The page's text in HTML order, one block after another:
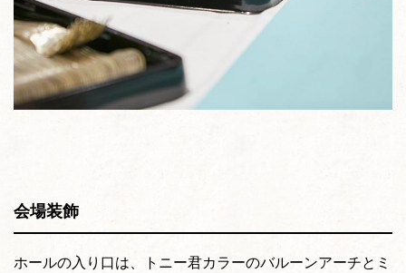
会場装飾
ホールの入り口は、トニー君カラーのバルーンアーチとミ